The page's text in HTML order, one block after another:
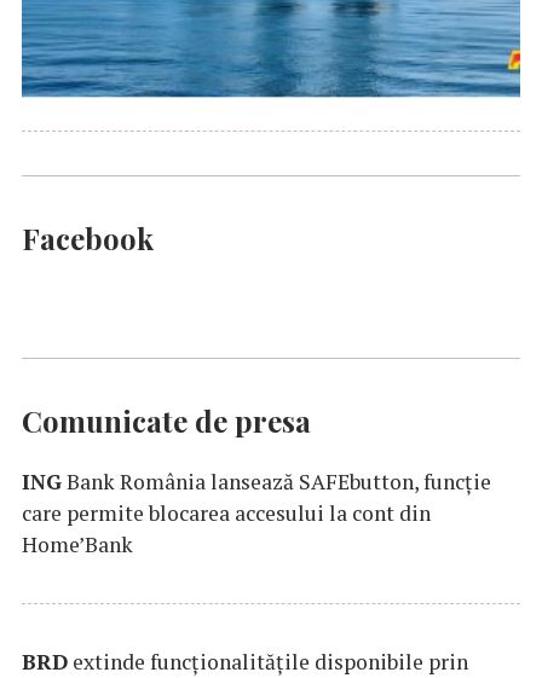
Facebook
Comunicate de presa
INGBank România lansează SAFEbutton, funcţie
care permite blocarea accesului la cont din
Home’Bank
BRD extinde funcţionalităţile disponibile prin